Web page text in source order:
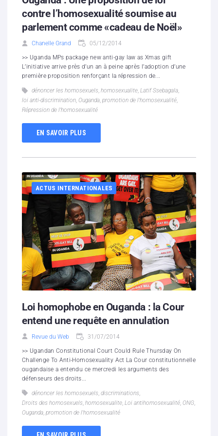
contre l’homosexualité soumise au
parlement comme «cadeau de Noël»
Chanelle Grand 05/12/2014
>> Uganda MPs package new anti-gay law as Xmas gift
L’initiative arrive près d’un an à peine après l’adoption d’une
première proposition renforçant la répression de...
dénoncer les homosexuels, homosexualite, Latif Ssebagala,
loi anti-discrimination, Ouganda, promotion de l'homosexualité,
Répression de l’homosexualité
EN SAVOIR PLUS
ACTUS INTERNATIONALES
Loi homophobe en Ouganda : la Cour
entend une requête en annulation
Revue du Web 31/07/2014
>> Ugandan Constitutional Court Could Rule Thursday On
Challenge To Anti-Homosexuality Act La Cour constitutionnelle
ougandaise a entendu ce mercredi les arguments des
défenseurs des droits...
dénoncer les homosexuels discriminations
Droits des homosexuels homosexualite Loi antihomosexualité ONG
Ouganda promotion de l'homosexualité